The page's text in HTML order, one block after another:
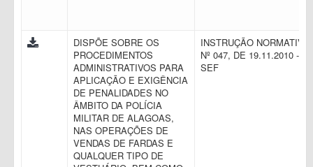
DISPÕE SOBRE OS
PROCEDIMENTOS
ADMINISTRATIVOS PARA
APLICAÇÃO E EXIGÊNCIA
DE PENALIDADES NO
ÂMBITO DA POLÍCIA
MILITAR DE ALAGOAS,
NAS OPERAÇÕES DE
VENDAS DE FARDAS E
QUALQUER TIPO DE
INSTRUÇÃO NORMATIVA
Nº 047, DE 19.11.2010 -
SEF